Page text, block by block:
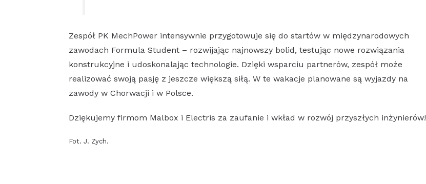
Zespół PK MechPower intensywnie przygotowuje się do startów w międzynarodowych
zawodach Formula Student – rozwijając najnowszy bolid, testując nowe rozwiązania
konstrukcyjne i udoskonalając technologie. Dzięki wsparciu partnerów, zespół może
realizować swoją pasję z jeszcze większą siłą. W te wakacje planowane są wyjazdy na
zawody w Chorwacji i w Polsce.
Dziękujemy firmom Malbox i Electris za zaufanie i wkład w rozwój przyszłych inżynierów!
Fot. J. Zych.